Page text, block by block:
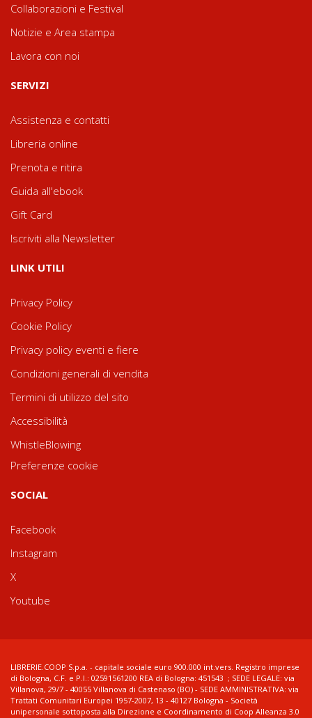
Collaborazioni e Festival
Notizie e Area stampa
Lavora con noi
SERVIZI
Assistenza e contatti
Libreria online
Prenota e ritira
Guida all'ebook
Gift Card
Iscriviti alla Newsletter
LINK UTILI
Privacy Policy
Cookie Policy
Privacy policy eventi e fiere
Condizioni generali di vendita
Termini di utilizzo del sito
Accessibilità
WhistleBlowing
Preferenze cookie
SOCIAL
Facebook
Instagram
X
Youtube
LIBRERIE.COOP S.p.a. - capitale sociale euro 900.000 int.vers. Registro imprese
di Bologna, C.F. e P.I.: 02591561200 REA di Bologna: 451543 ; SEDE LEGALE: via
Villanova, 29/7 - 40055 Villanova di Castenaso (BO) - SEDE AMMINISTRATIVA: via
Trattati Comunitari Europei 1957-2007, 13 - 40127 Bologna - Società
unipersonale sottoposta alla Direzione e Coordinamento di Coop Alleanza 3.0